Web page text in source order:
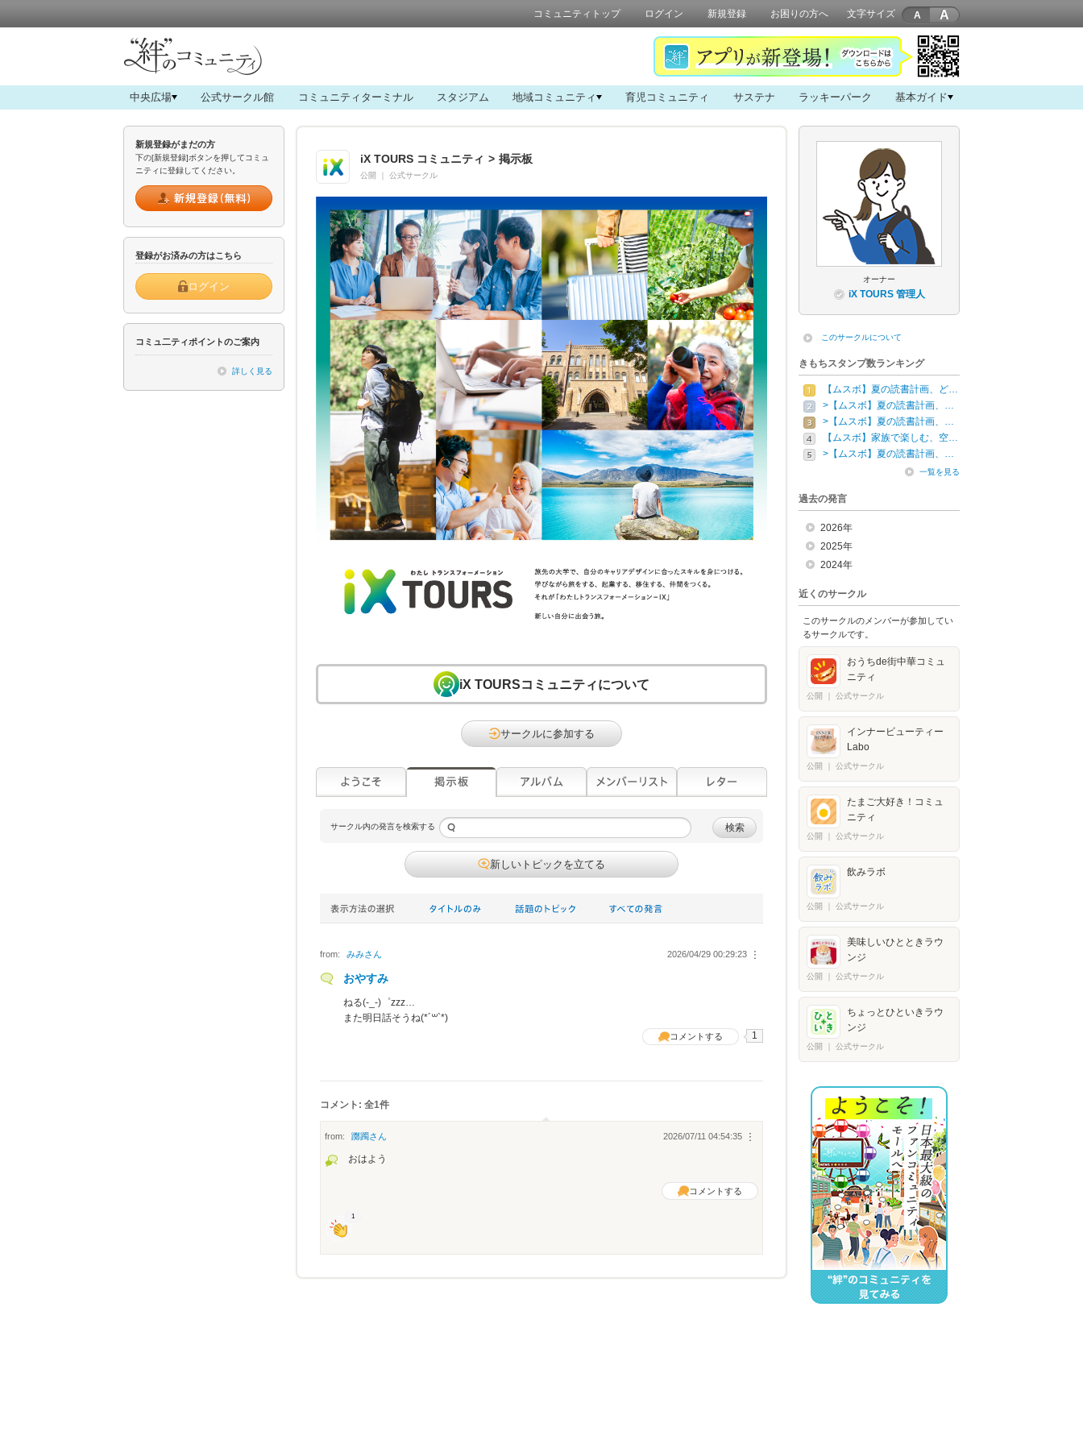
コミュニティトップ ログイン 新規登録 お困りの方へ 文字サイズ A
中央広場 公式サークル館 コミュニティターミナル スタジアム 地域コミュニティ 育児コミュニティ サステナ ラッキーパーク 基本ガイド
新規登録がまだの方
下の[新規登録]ボタンを押してコミュ
ニティに登録してください。
登録がお済みの方はこちら
ログイン
コミュ二ティポイントのご案内
詳しく見る
iX TOURS コミュニティ > 掲示板
公開 公式サークル
iX TOURSコミュニティについて
サークルに参加する
サークル内の発言を検索する 検索
新しいトピックを立てる
from: みみさん ︙
2026/04/29 00:29:23
おやすみ
ねる(-_-)゜zzz…
また明日話そうね(*´꒳`*)
コメントする 1
コメント: 全1件
from: 躑躅さん ︙
2026/07/11 04:54:35
おはよう
コメントする
1
オーナー
iX TOURS 管理人
このサークルについて
きもちスタンプ数ランキング
【ムスボ】夏の読書計画、ど…
>【ムスボ】夏の読書計画、…
>【ムスボ】夏の読書計画、…
【ムスボ】家族で楽しむ、空…
>【ムスボ】夏の読書計画、…
一覧を見る
過去の発言
2026年
2025年
2024年
近くのサークル
このサークルのメンバーが参加してい
るサークルです。
おうちde街中華コミュ
ニティ
公開 公式サークル
インナービューティー
Labo
公開 公式サークル
たまご大好き！コミュ
ニティ
公開 公式サークル
飲みラボ
公開 公式サークル
美味しいひとときラウ
ンジ
公開 公式サークル
ちょっとひといきラウ
ンジ
公開 公式サークル